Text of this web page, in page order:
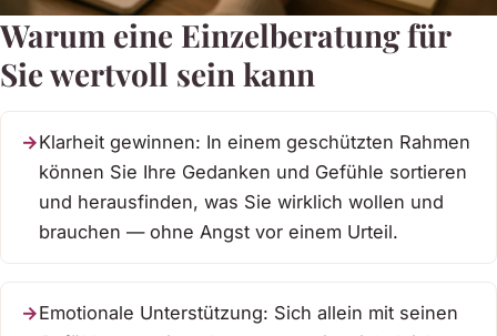
Warum eine Einzelberatung für
Sie wertvoll sein kann
Klarheit gewinnen: In einem geschützten Rahmen
können Sie Ihre Gedanken und Gefühle sortieren
und herausfinden, was Sie wirklich wollen und
brauchen — ohne Angst vor einem Urteil.
Emotionale Unterstützung: Sich allein mit seinen